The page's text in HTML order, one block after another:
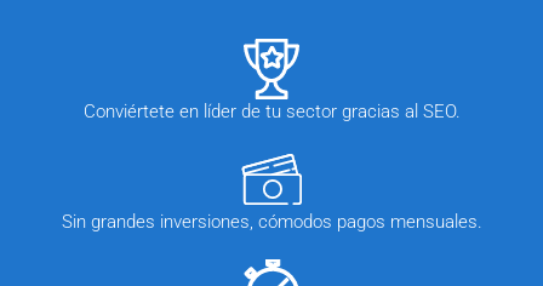
Conviértete en líder de tu sector gracias al SEO.
Sin grandes inversiones, cómodos pagos mensuales.